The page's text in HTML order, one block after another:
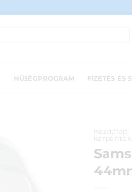
HŰSÉGPROGRAM FIZETÉS ÉS
Kezdőlap
karpántok